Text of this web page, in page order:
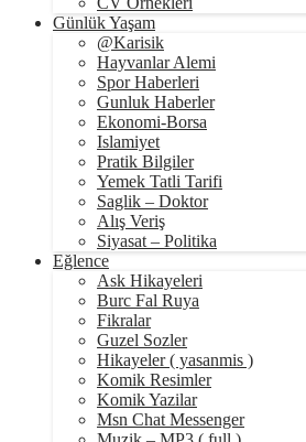
Günlük Yaşam
@Karisik
Hayvanlar Alemi
Spor Haberleri
Gunluk Haberler
Ekonomi-Borsa
Islamiyet
Pratik Bilgiler
Yemek Tatli Tarifi
Saglik – Doktor
Alış Veriş
Siyasat – Politika
Eğlence
Ask Hikayeleri
Burc Fal Ruya
Fikralar
Guzel Sozler
Hikayeler ( yasanmis )
Komik Resimler
Komik Yazilar
Msn Chat Messenger